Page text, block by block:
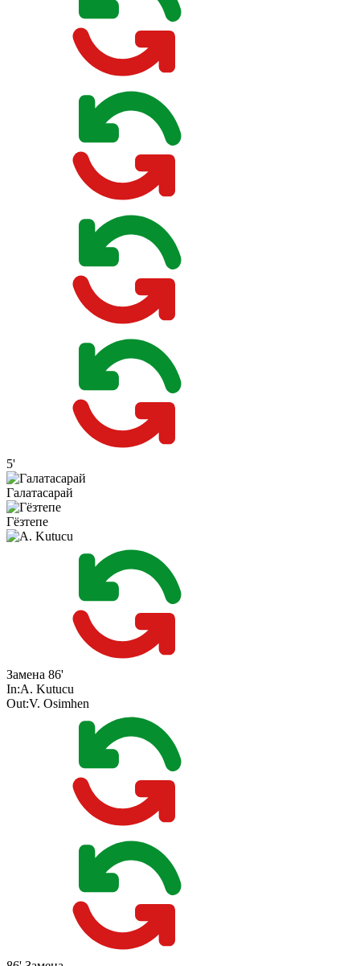
5'
Галатасарай
Гёзтепе
Замена 86'
In:A. Kutucu
Out:V. Osimhen